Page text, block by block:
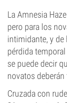
La Amnesia
pero para los
intimidante, y de
pérdida
se puede decir
novatos
Cruzada con